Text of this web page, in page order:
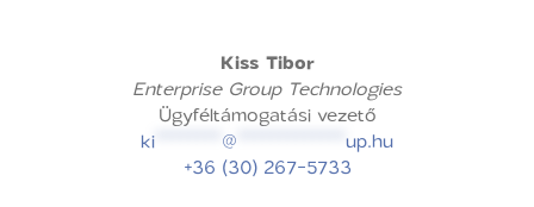
Kiss Tibor
Enterprise Group Technologies
Ügyféltámogatási vezető
ki @ up.hu
+36 (30) 267-5733